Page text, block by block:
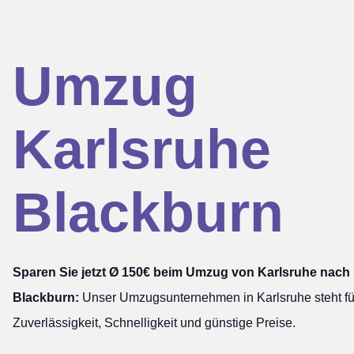
Umzug
Karlsruhe
Blackburn
Sparen Sie jetzt Ø 150€ beim Umzug von Karlsruhe nach
Blackburn: Unser Umzugsunternehmen in Karlsruhe steht
Zuverlässigkeit, Schnelligkeit und günstige Preise.